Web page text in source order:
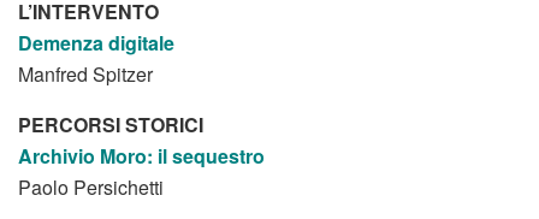
L’INTERVENTO
Demenza digitale
Manfred Spitzer
PERCORSI STORICI
Archivio Moro: il sequestro
Paolo Persichetti